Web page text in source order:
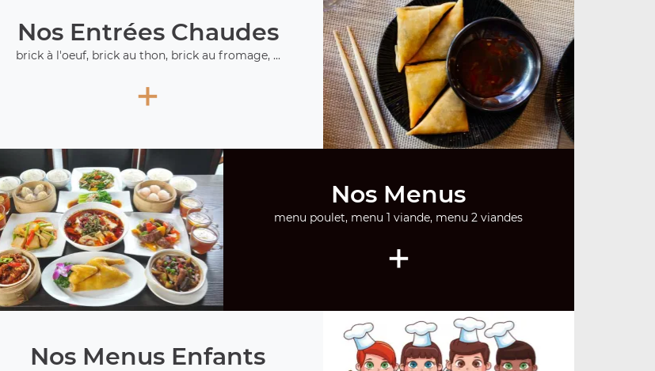
Nos Entrées Chaudes
brick à l'oeuf, brick au thon, brick au fromage, ...
+
Nos Menus
menu poulet, menu 1 viande, menu 2 viandes
+
Nos Menus Enfants